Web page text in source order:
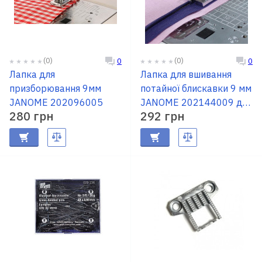
(0) 0
Лапка для
призборювання 9мм
JANOME 202096005
280 грн
(0) 0
Лапка для вшивання
потайної блискавки 9 мм
JANOME 202144009 для
машин із шириною 9мм
292 грн